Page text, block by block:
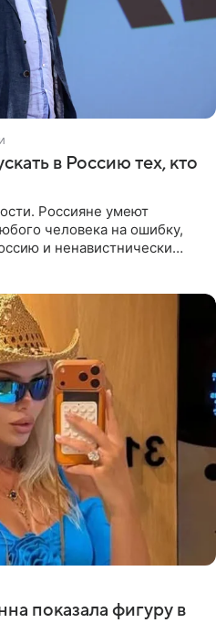
в Россию тех, кто
Россияне умеют
человека на ошибку,
и ненавистнически
показала фигуру в